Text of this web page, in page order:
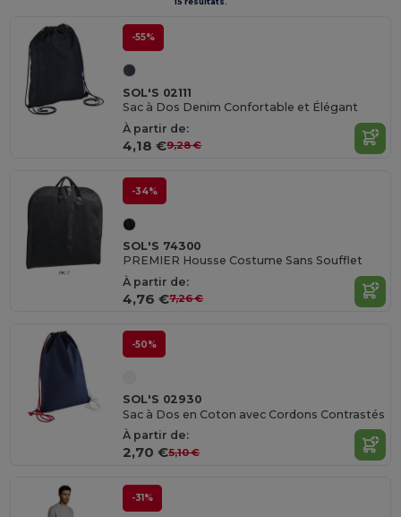
15 résultats.
-55%
SOL'S 02111
Sac à Dos Denim Confortable et Élégant
À partir de:
4,18 €9,28 €
-34%
SOL'S 74300
PREMIER Housse Costume Sans Soufflet
À partir de:
4,76 €7,26 €
-50%
SOL'S 02930
Sac à Dos en Coton avec Cordons Contrastés
À partir de:
2,70 €5,10 €
-31%